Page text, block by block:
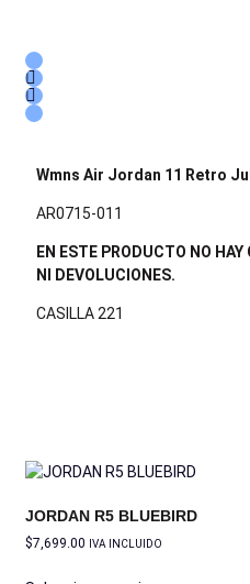
Wmns Air Jordan 11 Retro
AR0715-011
EN ESTE PRODUCTO NO
NI DEVOLUCIONES.
CASILLA 221
JORDAN R5 BLUEBIRD
$7,699.00 IVA INCLUIDO